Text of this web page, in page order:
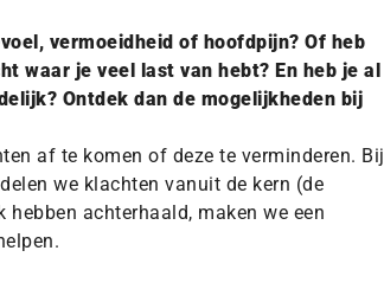
vermoeidheid of hoofdpijn? Of heb
waar je veel last van hebt? En heb je al
Ontdek dan de mogelijkheden bij
af te komen of deze te verminderen. Bij
we klachten vanuit de kern (de
achterhaald, maken we een